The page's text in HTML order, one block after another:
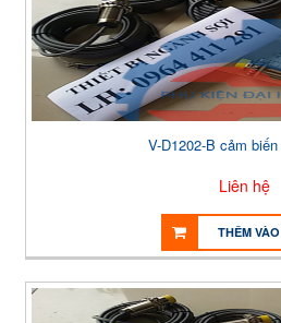
V-D1202-B cảm
Liên hệ
THÊM